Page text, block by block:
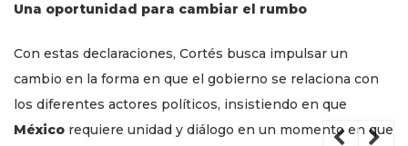
Una oportunidad para cambiar el rumbo
Con estas declaraciones, Cortés busca impulsar un
cambio en la forma en que el gobierno se relaciona con
los diferentes actores políticos, insistiendo en que
México requiere unidad y diálogo en un momento en que